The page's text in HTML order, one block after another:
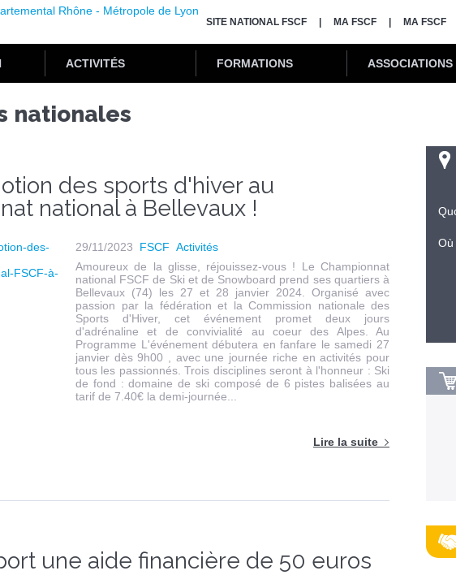
SITE NATIONAL FSCF MA FSCF MA FSCF
ACTIVITÉS FORMATIONS ASSOCIATIONS
nationales
des sports d'hiver au
national à Bellevaux !
29/11/2023 FSCF Activités
Amoureux de la glisse, réjouissez-vous ! Le Championnat
national FSCF de Ski et de Snowboard prend ses quartiers à
Bellevaux (74) les 27 et 28 janvier 2024. Organisé avec
passion par la fédération et la Commission nationale des
Sports d'Hiver, cet événement promet deux jours
d'adrénaline et de convivialité au coeur des Alpes. Au
Programme L'événement débutera en fanfare le samedi 27
janvier dès 9h00 , avec une journée riche en activités pour
tous les passionnés. Trois disciplines seront à l'honneur : Ski
de fond : domaine de ski composé de 6 pistes balisées au
tarif de 7.40€ la demi-journée...
Lire la suite
une aide financière de 50 euros
Où